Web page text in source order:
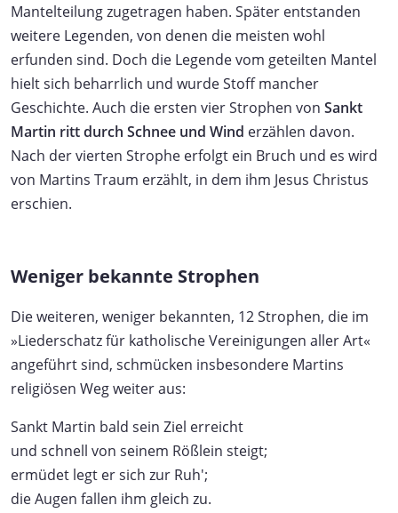
Mantelteilung zugetragen haben. Später entstanden
weitere Legenden, von denen die meisten wohl
erfunden sind. Doch die Legende vom geteilten Mantel
hielt sich beharrlich und wurde Stoff mancher
Geschichte. Auch die ersten vier Strophen von Sankt
Martin ritt durch Schnee und Wind erzählen davon.
Nach der vierten Strophe erfolgt ein Bruch und es wird
von Martins Traum erzählt, in dem ihm Jesus Christus
erschien.
Weniger bekannte Strophen
Die weiteren, weniger bekannten, 12 Strophen, die im
»Liederschatz für katholische Vereinigungen aller Art«
angeführt sind, schmücken insbesondere Martins
religiösen Weg weiter aus:
Sankt Martin bald sein Ziel erreicht
und schnell von seinem Rößlein steigt;
ermüdet legt er sich zur Ruh';
die Augen fallen ihm gleich zu.